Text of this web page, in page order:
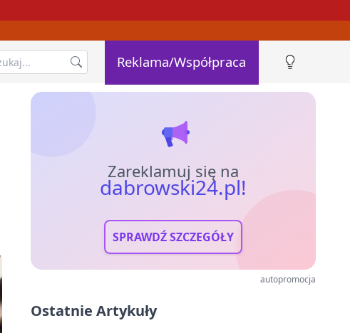
Reklama/Współpraca
Zareklamuj się na
dabrowski24.pl!
SPRAWDŹ SZCZEGÓŁY
autopromocja
Ostatnie Artykuły